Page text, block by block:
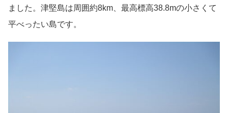
ました。津堅島は周囲約8km、最高標高38.8mの小さくて
平べったい島です。